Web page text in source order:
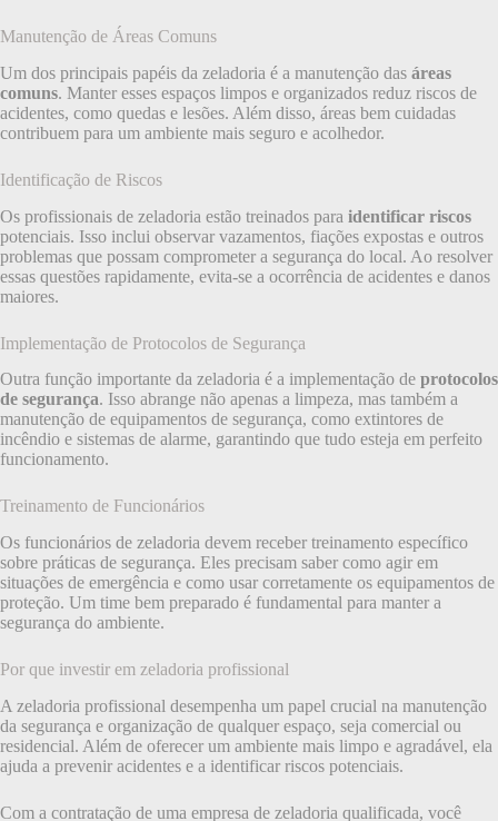
Manutenção de Áreas Comuns
Um dos principais papéis da zeladoria é a manutenção das áreas
comuns. Manter esses espaços limpos e organizados reduz riscos de
acidentes, como quedas e lesões. Além disso, áreas bem cuidadas
contribuem para um ambiente mais seguro e acolhedor.
Identificação de Riscos
Os profissionais de zeladoria estão treinados para identificar riscos
potenciais. Isso inclui observar vazamentos, fiações expostas e outros
problemas que possam comprometer a segurança do local. Ao resolver
essas questões rapidamente, evita-se a ocorrência de acidentes e danos
maiores.
Implementação de Protocolos de Segurança
Outra função importante da zeladoria é a implementação de protocolos
de segurança. Isso abrange não apenas a limpeza, mas também a
manutenção de equipamentos de segurança, como extintores de
incêndio e sistemas de alarme, garantindo que tudo esteja em perfeito
funcionamento.
Treinamento de Funcionários
Os funcionários de zeladoria devem receber treinamento específico
sobre práticas de segurança. Eles precisam saber como agir em
situações de emergência e como usar corretamente os equipamentos de
proteção. Um time bem preparado é fundamental para manter a
segurança do ambiente.
Por que investir em zeladoria profissional
A zeladoria profissional desempenha um papel crucial na manutenção
da segurança e organização de qualquer espaço, seja comercial ou
residencial. Além de oferecer um ambiente mais limpo e agradável, ela
ajuda a prevenir acidentes e a identificar riscos potenciais.
Com a contratação de uma empresa de zeladoria qualificada, você